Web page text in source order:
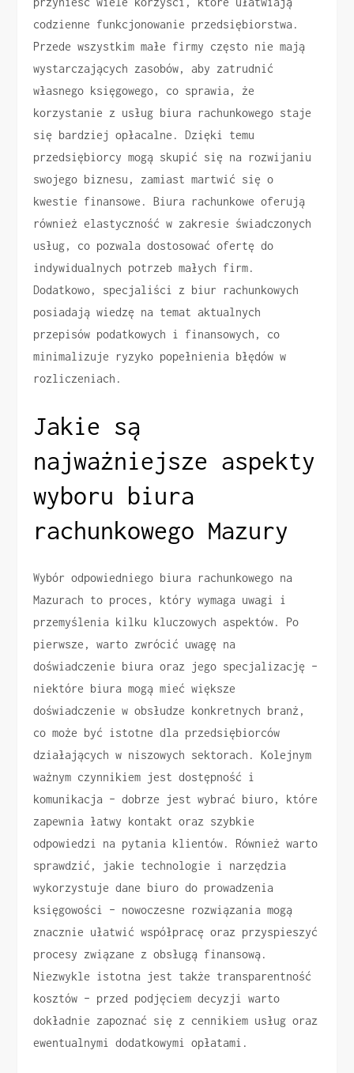
codzienne funkcjonowanie przedsiębiorstwa.
Przede wszystkim małe firmy często nie mają
wystarczających zasobów, aby zatrudnić
własnego księgowego, co sprawia, że
korzystanie z usług biura rachunkowego staje
się bardziej opłacalne. Dzięki temu
przedsiębiorcy mogą skupić się na rozwijaniu
swojego biznesu, zamiast martwić się o
kwestie finansowe. Biura rachunkowe oferują
również elastyczność w zakresie świadczonych
usług, co pozwala dostosować ofertę do
indywidualnych potrzeb małych firm.
Dodatkowo, specjaliści z biur rachunkowych
posiadają wiedzę na temat aktualnych
przepisów podatkowych i finansowych, co
minimalizuje ryzyko popełnienia błędów w
rozliczeniach.
Jakie są
najważniejsze aspekty
wyboru biura
rachunkowego Mazury
Wybór odpowiedniego biura rachunkowego na
Mazurach to proces, który wymaga uwagi i
przemyślenia kilku kluczowych aspektów. Po
pierwsze, warto zwrócić uwagę na
doświadczenie biura oraz jego specjalizację –
niektóre biura mogą mieć większe
doświadczenie w obsłudze konkretnych branż,
co może być istotne dla przedsiębiorców
działających w niszowych sektorach. Kolejnym
ważnym czynnikiem jest dostępność i
komunikacja – dobrze jest wybrać biuro, które
zapewnia łatwy kontakt oraz szybkie
odpowiedzi na pytania klientów. Również warto
sprawdzić, jakie technologie i narzędzia
wykorzystuje dane biuro do prowadzenia
księgowości – nowoczesne rozwiązania mogą
znacznie ułatwić współpracę oraz przyspieszyć
procesy związane z obsługą finansową.
Niezwykle istotna jest także transparentność
kosztów – przed podjęciem decyzji warto
dokładnie zapoznać się z cennikiem usług oraz
ewentualnymi dodatkowymi opłatami.